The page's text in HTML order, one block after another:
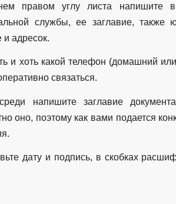
правом углу листа напишите
службы, ее заглавие,
адресок.
и хоть какой телефон (домашний
связаться.
напишите заглавие
оно, поэтому как вами подается
дату и подпись, в скобках